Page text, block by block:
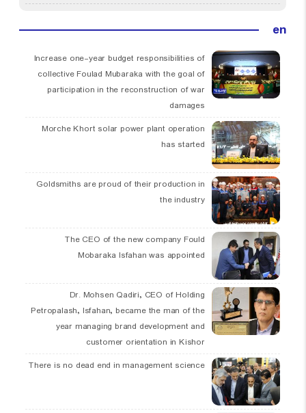
en
Increase one-year budget responsibilities of
collective Foulad Mubaraka with the goal of
participation in the reconstruction of war
damages
Morche Khort solar power plant operation
has started
Goldsmiths are proud of their production in
the industry
The CEO of the new company Fould
Mobaraka Isfahan was appointed
Dr. Mohsen Qadiri, CEO of Holding
Petropalash, Isfahan, became the man of the
year managing brand development and
customer orientation in Kishor
There is no dead end in management science